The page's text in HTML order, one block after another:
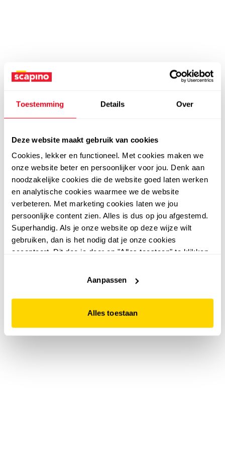
Toestemming Details Over
Deze website maakt gebruik van cookies
Cookies, lekker en functioneel. Met cookies maken we
onze website beter en persoonlijker voor jou. Denk aan
noodzakelijke cookies die de website goed laten werken
en analytische cookies waarmee we de website
verbeteren. Met marketing cookies laten we jou
persoonlijke content zien. Alles is dus op jou afgestemd.
Superhandig. Als je onze website op deze wijze wilt
gebruiken, dan is het nodig dat je onze cookies
accepteert. Dit doe je door op "Alles toestaan" te klikken.
website niet optimaal functioneert.
Aanpassen
Alles toestaan